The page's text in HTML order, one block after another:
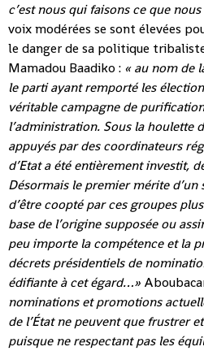
c’est nous qui faisons ce que
voix modérées se sont élevées
le danger de sa politique
Mamadou Baadiko : « au nom de
le parti ayant remporté les
véritable campagne de
l’administration. Sous la houlette
appuyés par des coordinateurs
d’Etat a été entièrement investit,
Désormais le premier mérite d’un
d’être coopté par ces groupes
base de l’origine supposée ou
peu importe la compétence et la
décrets présidentiels de
édifiante à cet égard…»
nominations et promotions
de l’État ne peuvent que frustrer
puisque ne respectant pas les